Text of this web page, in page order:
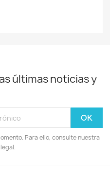
últimas noticias y
Para ello, consulte nuestra